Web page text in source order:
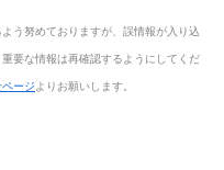
う努めておりますが、誤情報が入り込
要な情報は再確認するようにしてくだ
ージよりお願いします。